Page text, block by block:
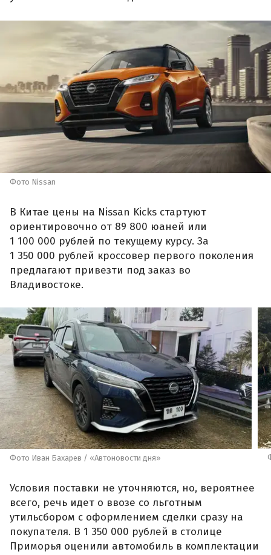
Фото Nissan
В Китае цены на Nissan Kicks стартуют
ориентировочно от 89 800 юаней или
1 100 000 рублей по текущему курсу. За
1 350 000 рублей кроссовер первого поколения
предлагают привезти под заказ во
Владивостоке.
Фото Иван Бахарев / «Автоновости дня»
Условия поставки не уточняются, но, вероятнее
всего, речь идет о ввозе со льготным
утильсбором с оформлением сделки сразу на
покупателя. В 1 350 000 рублей в столице
Приморья оценили автомобиль в комплектации